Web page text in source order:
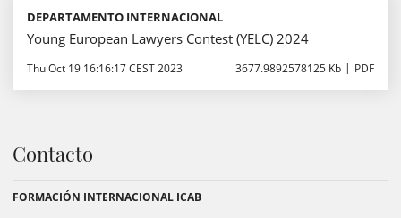
DEPARTAMENTO INTERNACIONAL
Young European Lawyers Contest (YELC) 2024
Thu Oct 19 16:16:17 CEST 2023 3677.9892578125 Kb PDF
Contacto
FORMACIÓN INTERNACIONAL ICAB